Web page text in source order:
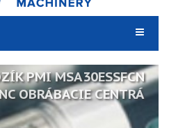
PMI MSA30ESSFCN
OBRÁBACIE CENTRÁ